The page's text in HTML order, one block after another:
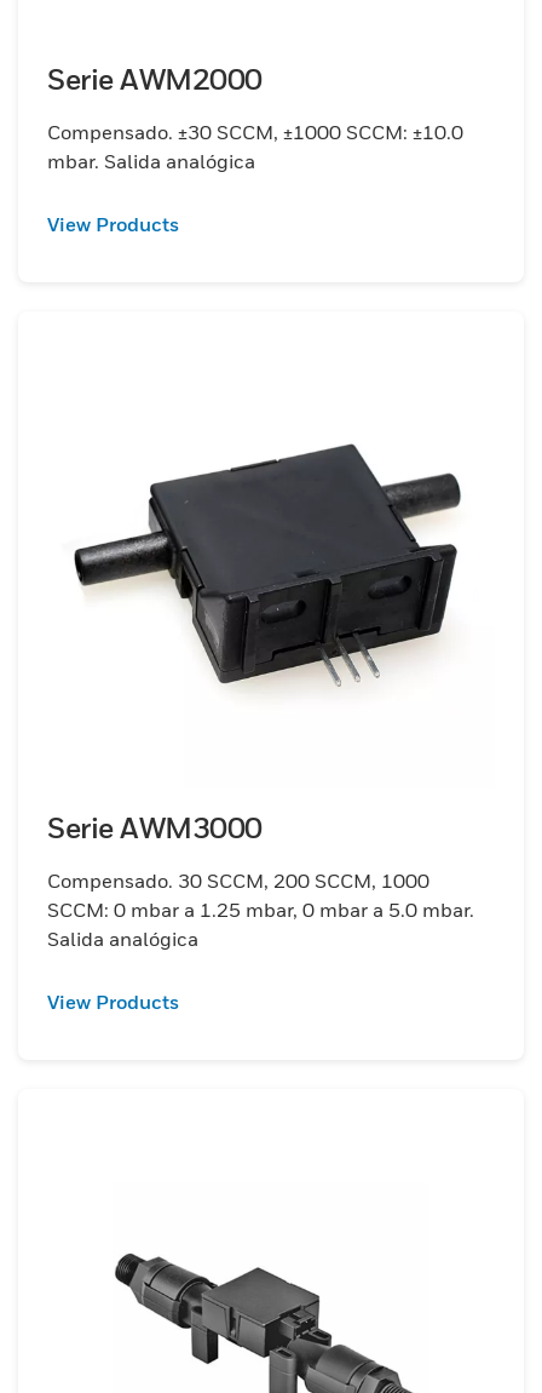
Serie AWM2000
Compensado. ±30 SCCM, ±1000 SCCM: ±10.0
mbar. Salida analógica
View Products
Serie AWM3000
Compensado. 30 SCCM, 200 SCCM, 1000
SCCM: 0 mbar a 1.25 mbar, 0 mbar a 5.0 mbar.
Salida analógica
View Products